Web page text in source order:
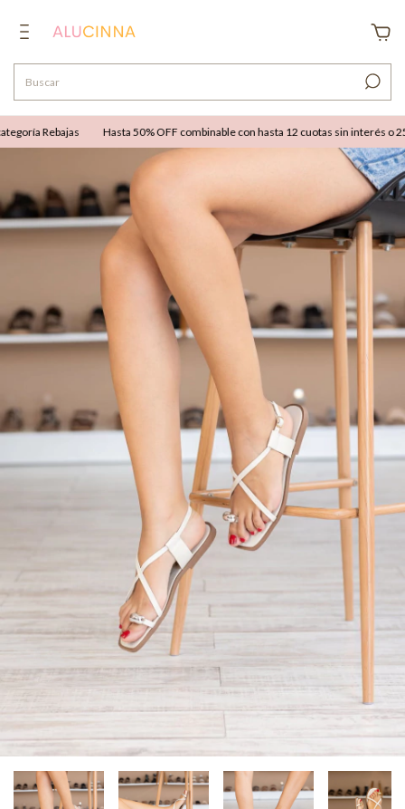
Rebajas Hasta 50% OFF combinable con hasta 12 cuotas sin interés o